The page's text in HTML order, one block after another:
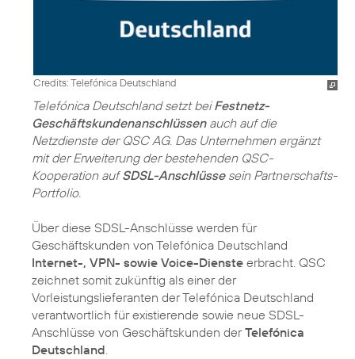
Credits: Telefónica Deutschland
Telefónica Deutschland setzt beiFestnetz-
Geschäftskundenanschlüssenauch auf die
Netzdienste der QSC AG. Das Unternehmen ergänzt
mit der Erweiterung der bestehenden QSC-
Kooperation aufSDSL-Anschlüssesein Partnerschafts-
Portfolio.
Über diese SDSL-Anschlüsse werden für
Geschäftskunden von Telefónica Deutschland
Internet-, VPN- sowie Voice-Dienste erbracht. QSC
zeichnet somit zukünftig als einer der
Vorleistungslieferanten der Telefónica Deutschland
verantwortlich für existierende sowie neue SDSL-
Anschlüsse von Geschäftskunden derTelefónica
Deutschland.